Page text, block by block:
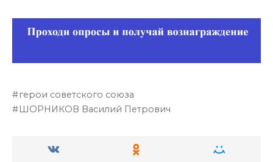
герои советского союза
ШОРНИКОВ Василий Петрович